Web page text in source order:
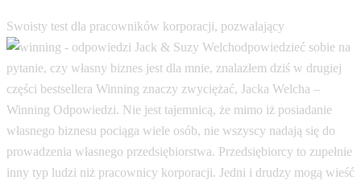
Swoisty test dla pracowników korporacji, pozwalający
odpowiedzieć sobie na
pytanie, czy własny biznes jest dla mnie, znalazłem dziś w drugiej
części bestsellera Winning znaczy zwyciężać, Jacka Welcha –
Winning Odpowiedzi. Nie jest tajemnicą, że mimo iż posiadanie
własnego biznesu pociąga wiele osób, nie wszyscy nadają się do
prowadzenia własnego przedsiębiorstwa. Przedsiębiorcy to zupełnie
inny typ ludzi niż pracownicy korporacji. Jedni i drudzy mogą wieść